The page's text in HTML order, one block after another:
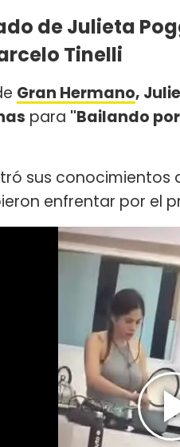
de Julieta
Tinelli
Gran Hermano,
para "Bailando
sus
enfrentar por el